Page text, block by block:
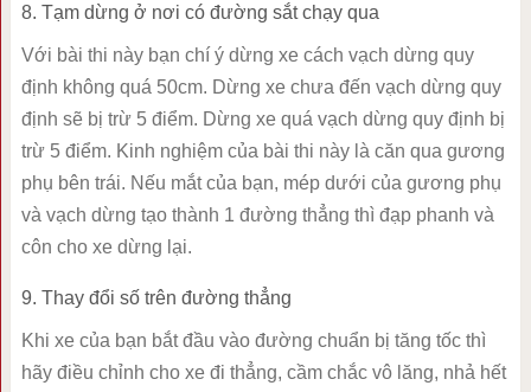
8. Tạm dừng ở nơi có đường sắt chạy qua
Với bài thi này bạn chí ý dừng xe cách vạch dừng quy
định không quá 50cm. Dừng xe chưa đến vạch dừng quy
định sẽ bị trừ 5 điểm. Dừng xe quá vạch dừng quy định bị
trừ 5 điểm. Kinh nghiệm của bài thi này là căn qua gương
phụ bên trái. Nếu mắt của bạn, mép dưới của gương phụ
và vạch dừng tạo thành 1 đường thẳng thì đạp phanh và
côn cho xe dừng lại.
9. Thay đổi số trên đường thẳng
Khi xe của bạn bắt đầu vào đường chuẩn bị tăng tốc thì
hãy điều chỉnh cho xe đi thẳng, cầm chắc vô lăng, nhả hết